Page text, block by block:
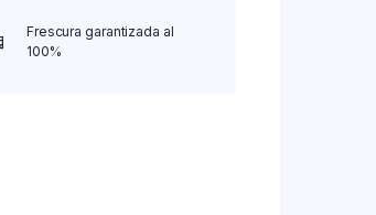
Frescura garantizada al
100%